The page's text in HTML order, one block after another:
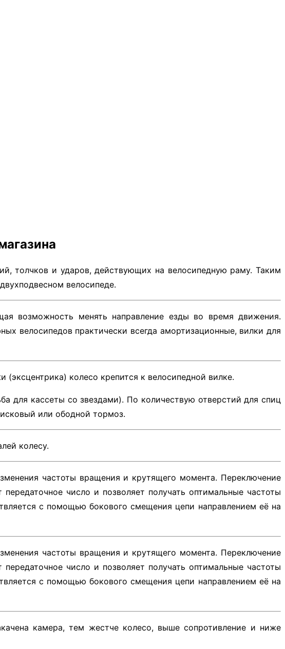
толчков и ударов, действующих на велосипедную раму. Таким
велосипеде.
возможность менять направление езды во время движения.
велосипедов практически всегда амортизационные, вилки для
колесо крепится к велосипедной вилке.
для кассеты со звездами). По количествую отверстий для спиц
или ободной тормоз.
колесу.
частоты вращения и крутящего момента. Переключение
число и позволяет получать оптимальные частоты
с помощью бокового смещения цепи направлением её на
частоты вращения и крутящего момента. Переключение
число и позволяет получать оптимальные частоты
с помощью бокового смещения цепи направлением её на
камера, тем жестче колесо, выше сопротивление и ниже